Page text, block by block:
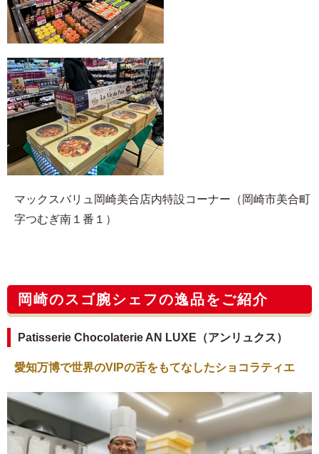
マックスバリュ岡崎美合店内特設コーナー（岡崎市美合町
字つむぎ南１番１）
岡崎のスゴ腕シェフの逸品をご紹介
Patisserie Chocolaterie AN LUXE（アンリュクス）
愛知万博で世界のVIPの舌をもてなしたショコラティエ